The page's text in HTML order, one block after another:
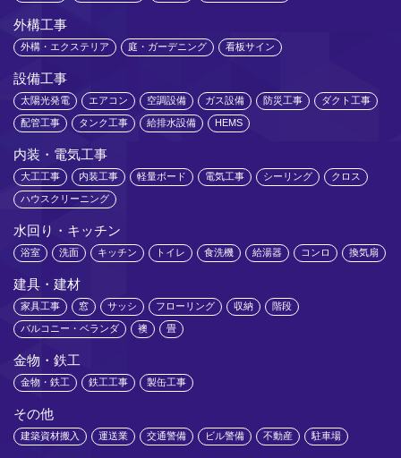
外構工事
外構・エクステリア 庭・ガーデニング 看板サイン
設備工事
太陽光発電 エアコン 空調設備 ガス設備 防災工事 ダクト工事
配管工事 タンク工事 給排水設備 HEMS
内装・電気工事
大工工事 内装工事 軽量ボード 電気工事 シーリング クロス
ハウスクリーニング
水回り・キッチン
浴室 洗面 キッチン トイレ 食洗機 給湯器 コンロ 換気扇
建具・建材
家具工事 窓 サッシ フローリング 収納 階段
バルコニー・ベランダ 襖 畳
金物・鉄工
金物・鉄工 鉄工工事 製缶工事
その他
建築資材搬入 運送業 交通警備 ビル警備 不動産 駐車場